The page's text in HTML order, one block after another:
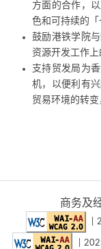
方面的合作，
色和可持续的「
鼓励港铁学院
资源开发工作上
支持贸发局为
机，以便利有
贸易环境的转变
商务及